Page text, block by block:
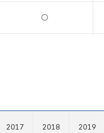
○
2017 2018 2019